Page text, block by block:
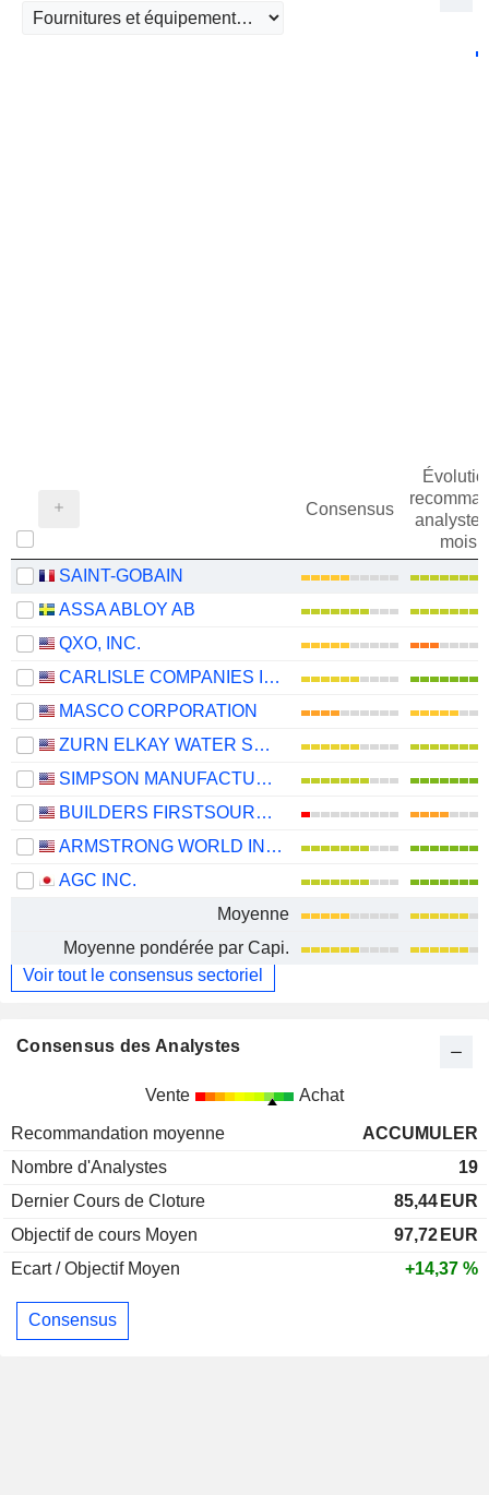
Consensus
mois
SAINT-GOBAIN
ASSA ABLOY AB
QXO, INC.
CARLISLE COMPANIES INCORPORATED
MASCO CORPORATION
ZURN ELKAY WATER SOLUTIONS CORPORATION
SIMPSON MANUFACTURING CO., INC.
BUILDERS FIRSTSOURCE, INC.
ARMSTRONG WORLD INDUSTRIES, INC.
AGC INC.
Moyenne
Moyenne pondérée par Capi.
Voir tout le consensus sectoriel
Consensus des Analystes
Vente Achat
Recommandation moyenne
ACCUMULER
Nombre d'Analystes
19
Dernier Cours de Cloture
85,44 EUR
Objectif de cours Moyen
97,72 EUR
Ecart / Objectif Moyen
+14,37 %
Consensus